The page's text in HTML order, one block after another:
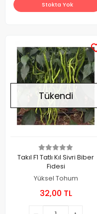
Stokta Yok
Tükendi
Takıl F1 Tatlı Kıl Sivri Biber
Fidesi
Yüksel Tohum
32,00 TL